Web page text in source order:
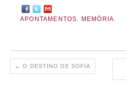
APONTAMENTOS, MEMÓRIA.
← O DESTINO DE SOFIA